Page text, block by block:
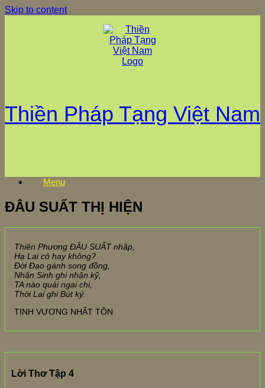
Skip to content
Thiền Pháp Tạng Việt Nam
Menu
ĐÂU SUẤT THỊ HIỆN
Thiên Phương ĐÂU SUẤT nhập,
Hạ Lai có hay không?
Đời Đạo gánh song đồng,
Nhân Sinh ghi nhận kỹ,
TA nào quái ngại chi,
Thời Lai ghi Bút ký.
TỊNH VƯƠNG NHẤT TÔN
Lời Thơ Tập 4